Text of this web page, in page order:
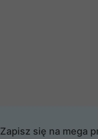
Zapisz się na mega